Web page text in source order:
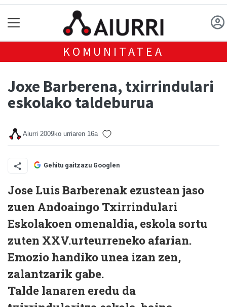
KOMUNITATEA
Joxe Barberena, txirrindulari
eskolako taldeburua
Aiurri 2009ko urriaren 16a
Gehitu gaitzazu Googlen
Jose Luis Barberenak ezustean jaso
zuen Andoaingo Txirrindulari
Eskolakoen omenaldia, eskola sortu
zuten XXV.urteurreneko afarian.
Emozio handiko unea izan zen,
zalantzarik gabe.
Talde lanaren eredu da